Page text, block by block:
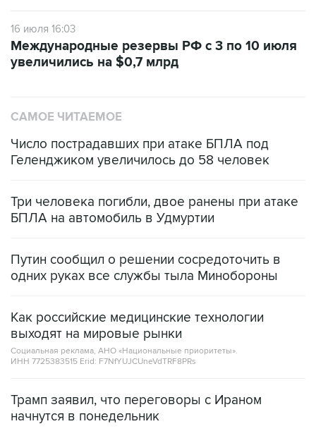
16 июля 16:03
Международные резервы РФ с 3 по 10 июля
увеличились на $0,7 млрд
САМОЕ ЧИТАЕМОЕ
Число пострадавших при атаке БПЛА под
Геленджиком увеличилось до 58 человек
Три человека погибли, двое ранены при атаке
БПЛА на автомобиль в Удмуртии
Путин сообщил о решении сосредоточить в
одних руках все службы тыла Минобороны
Как российские медицинские технологии
выходят на мировые рынки
Социальная реклама, АНО «Национальные приоритеты».
ИНН 7725383515 Erid: F7NfYUJCUneVdTRF8PRs
Трамп заявил, что переговоры с Ираном
начнутся в понедельник